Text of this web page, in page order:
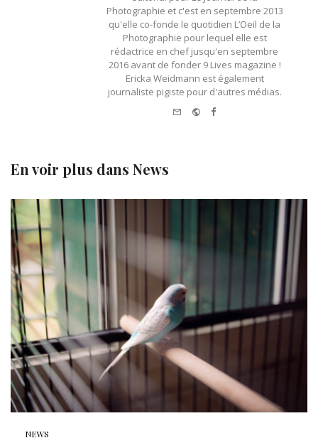
Photographie et c'est en septembre 2013
qu'elle co-fonde le quotidien L’Oeil de la
Photographie pour lequel elle est
rédactrice en chef jusqu'en septembre
2016 avant de fonder 9 Lives magazine !
Ericka Weidmann est également
journaliste pigiste pour d'autres médias.
Website
Facebook
En voir plus dans News
NEWS